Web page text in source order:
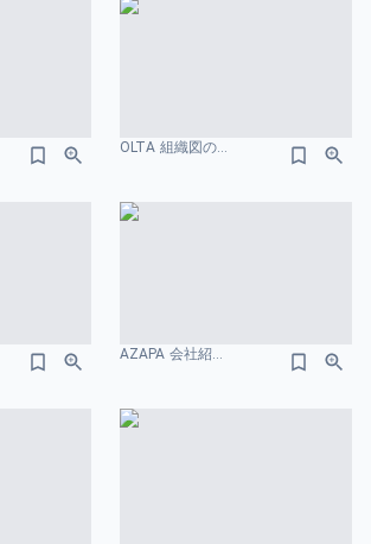
OLTA 組織図のスライドデザイン
AZAPA 会社紹介資料 組織図のスライドデザイン